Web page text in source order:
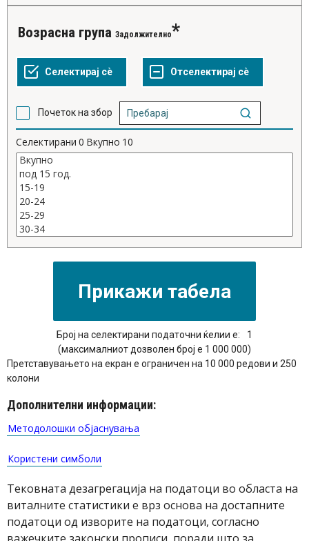
Возрасна група Задолжително
Почеток на збор
Селектирани 0 Вкупно 10
Број на селектирани податочни ќелии е:
1
(максималниот дозволен број е 1 000 000)
Претставувањето на екран е ограничен на 10 000 редови и 250
колони
Дополнителни информации:
Методолошки објаснувања
Користени симболи
Тековната дезагрегација на податоци во областа на
виталните статистики е врз основа на достапните
податоци од изворите на податоци, согласно